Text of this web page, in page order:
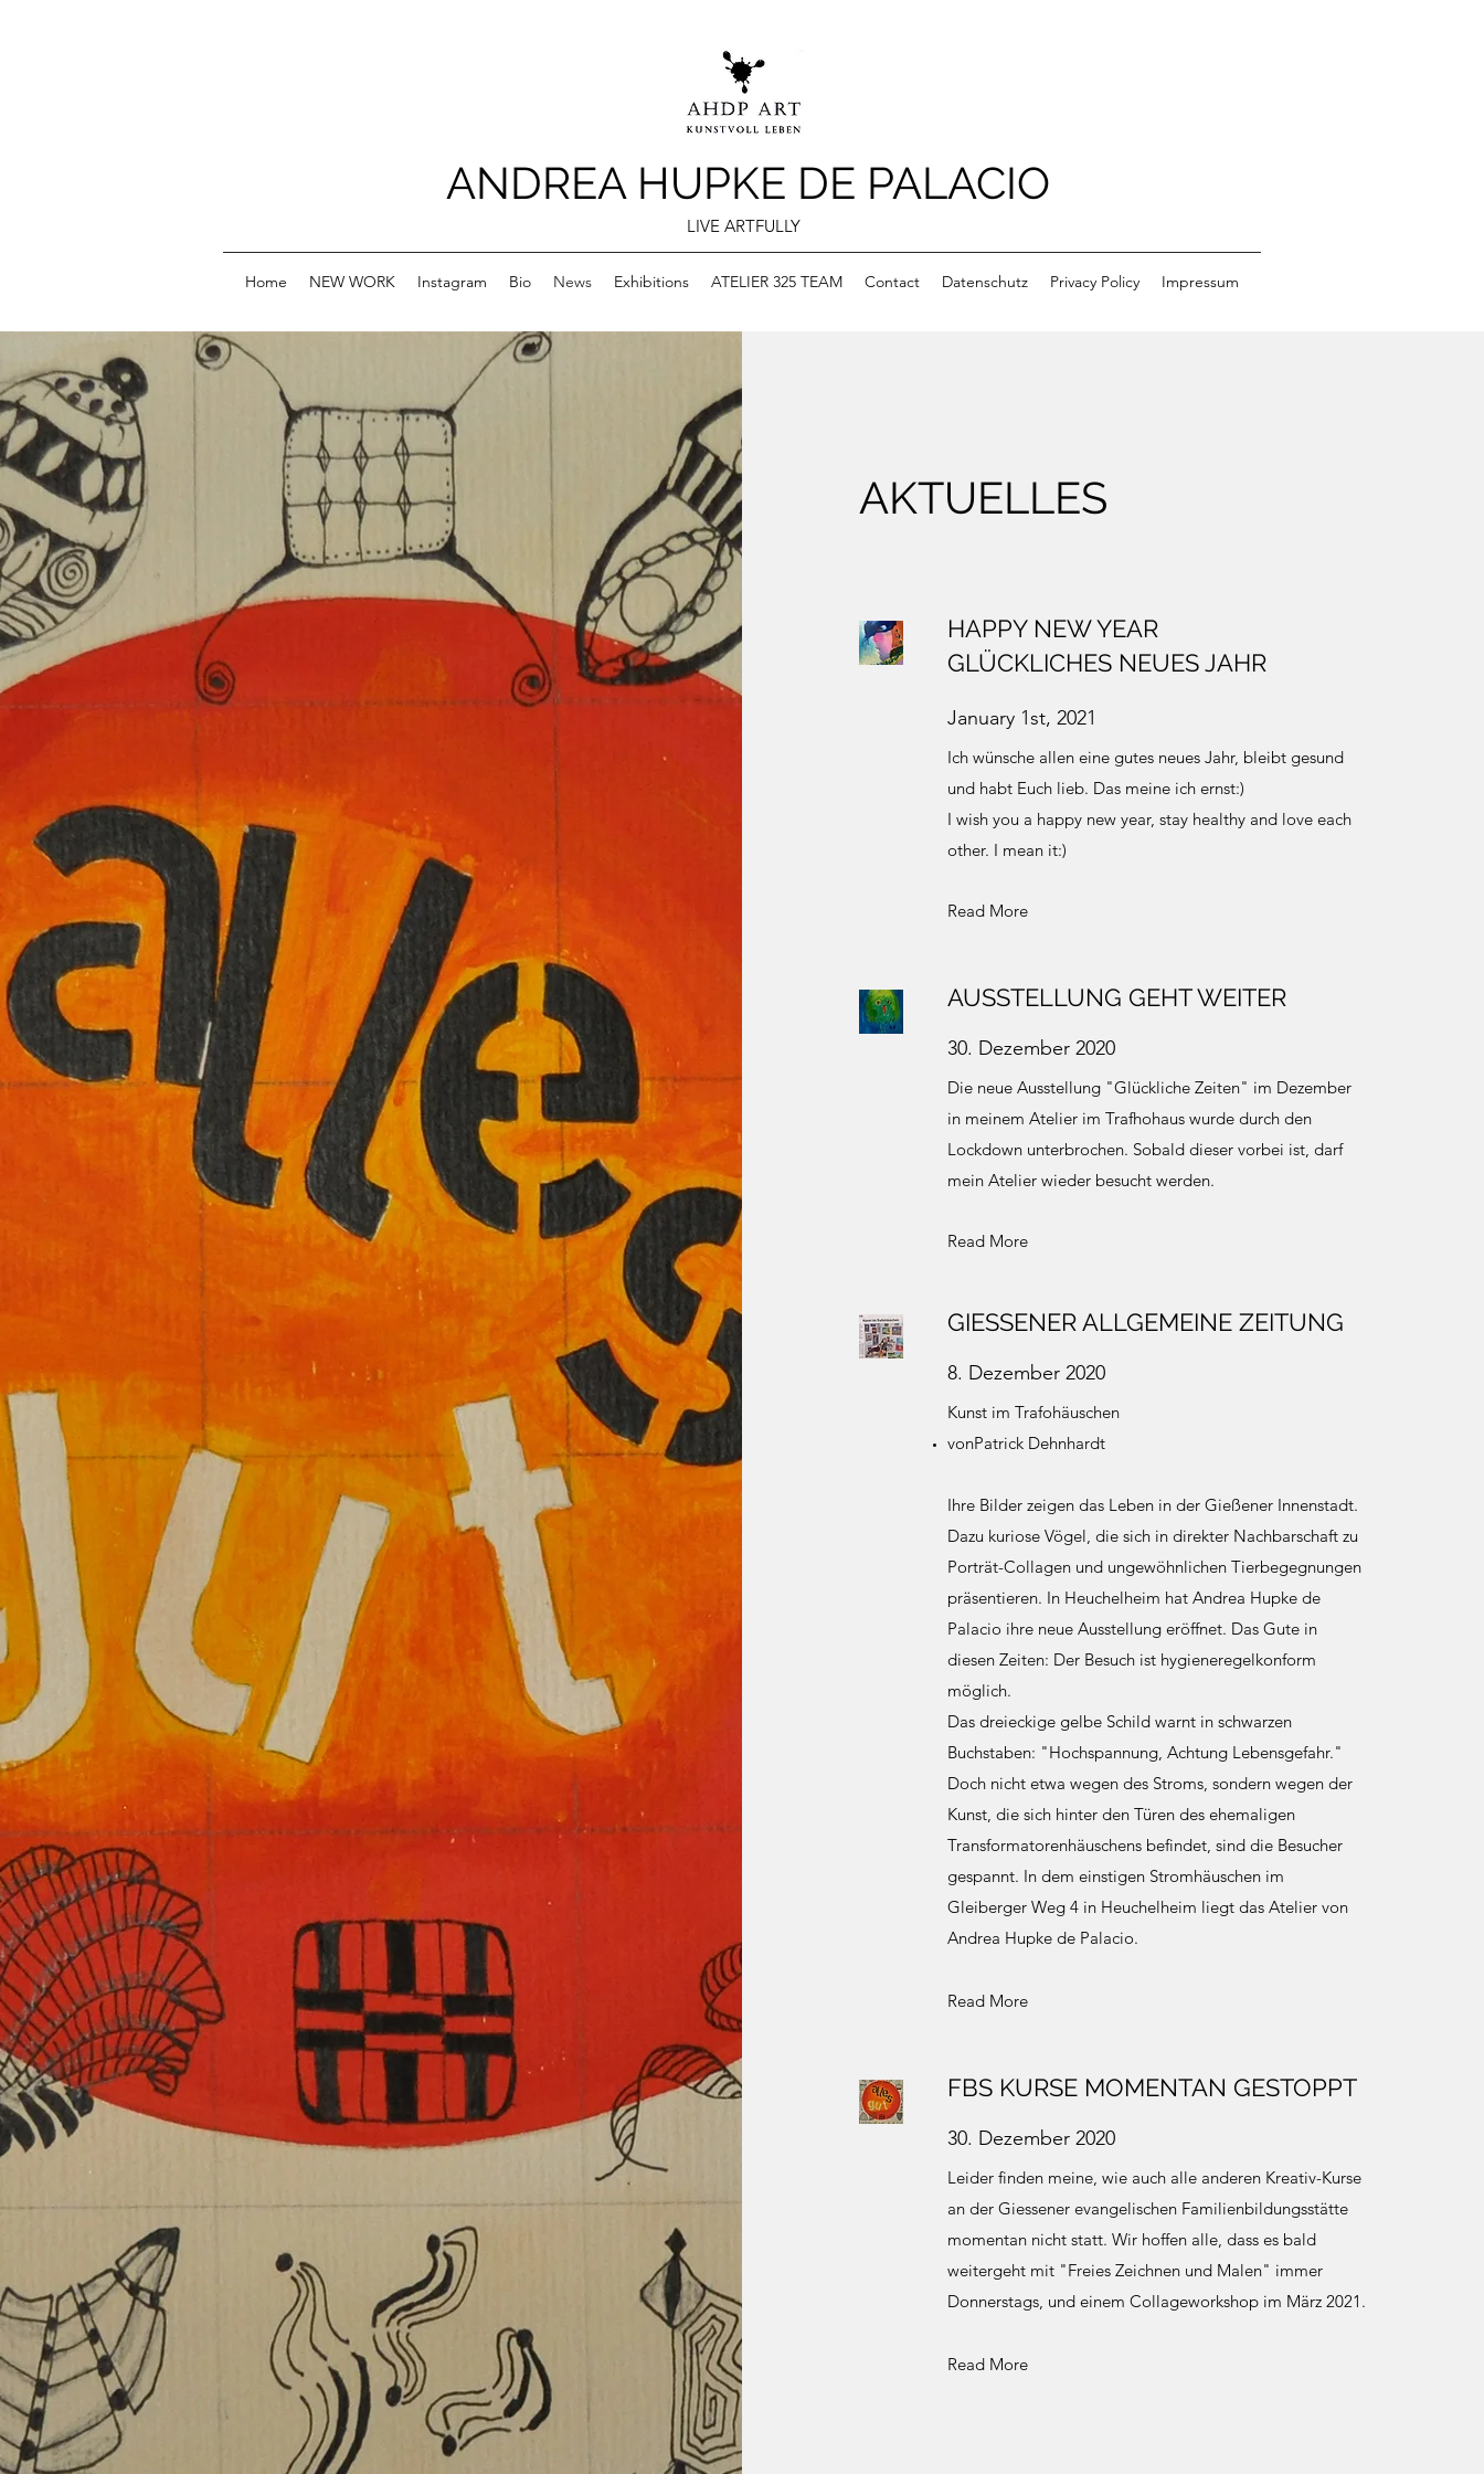
ANDREA HUPKE DE PALACIO
LIVE ARTFULLY
Home NEW WORK Instagram Bio News Exhibitions ATELIER 325 TEAM Contact Datenschutz Privacy Policy Impressum
AKTUELLES
HAPPY NEW YEAR
GLÜCKLICHES NEUES JAHR
January 1st, 2021
Ich wünsche allen eine gutes neues Jahr, bleibt gesund
und habt Euch lieb. Das meine ich ernst:)
I wish you a happy new year, stay healthy and love each
other. I mean it:)
Read More
AUSSTELLUNG GEHT WEITER
30. Dezember 2020
Die neue Ausstellung "Glückliche Zeiten" im Dezember
in meinem Atelier im Trafhohaus wurde durch den
Lockdown unterbrochen. Sobald dieser vorbei ist, darf
mein Atelier wieder besucht werden.
Read More
GIESSENER ALLGEMEINE ZEITUNG
8. Dezember 2020
Kunst im Trafohäuschen
vonPatrick Dehnhardt
Ihre Bilder zeigen das Leben in der Gießener Innenstadt.
Dazu kuriose Vögel, die sich in direkter Nachbarschaft zu
Porträt-Collagen und ungewöhnlichen Tierbegegnungen
präsentieren. In Heuchelheim hat Andrea Hupke de
Palacio ihre neue Ausstellung eröffnet. Das Gute in
diesen Zeiten: Der Besuch ist hygieneregelkonform
möglich.
Das dreieckige gelbe Schild warnt in schwarzen
Buchstaben: "Hochspannung, Achtung Lebensgefahr."
Doch nicht etwa wegen des Stroms, sondern wegen der
Kunst, die sich hinter den Türen des ehemaligen
Transformatorenhäuschens befindet, sind die Besucher
gespannt. In dem einstigen Stromhäuschen im
Gleiberger Weg 4 in Heuchelheim liegt das Atelier von
Andrea Hupke de Palacio.
Read More
FBS KURSE MOMENTAN GESTOPPT
30. Dezember 2020
Leider finden meine, wie auch alle anderen Kreativ-Kurse
an der Giessener evangelischen Familienbildungsstätte
momentan nicht statt. Wir hoffen alle, dass es bald
weitergeht mit "Freies Zeichnen und Malen" immer
Donnerstags, und einem Collageworkshop im März 2021.
Read More